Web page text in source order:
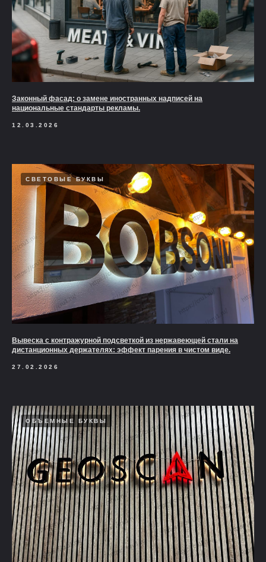
Законный фасад: о замене иностранных надписей на
национальные стандарты рекламы.
12.03.2026
СВЕТОВЫЕ БУКВЫ
Вывеска с контражурной подсветкой из нержавеющей стали на
дистанционных держателях: эффект парения в чистом виде.
27.02.2026
ОБЪЕМНЫЕ БУКВЫ